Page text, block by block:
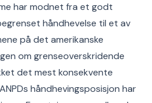
har modnet fra et godt
håndhevelse til et av
på det amerikanske
om grenseoverskridende
det mest konsekvente
håndhevingsposisjon har